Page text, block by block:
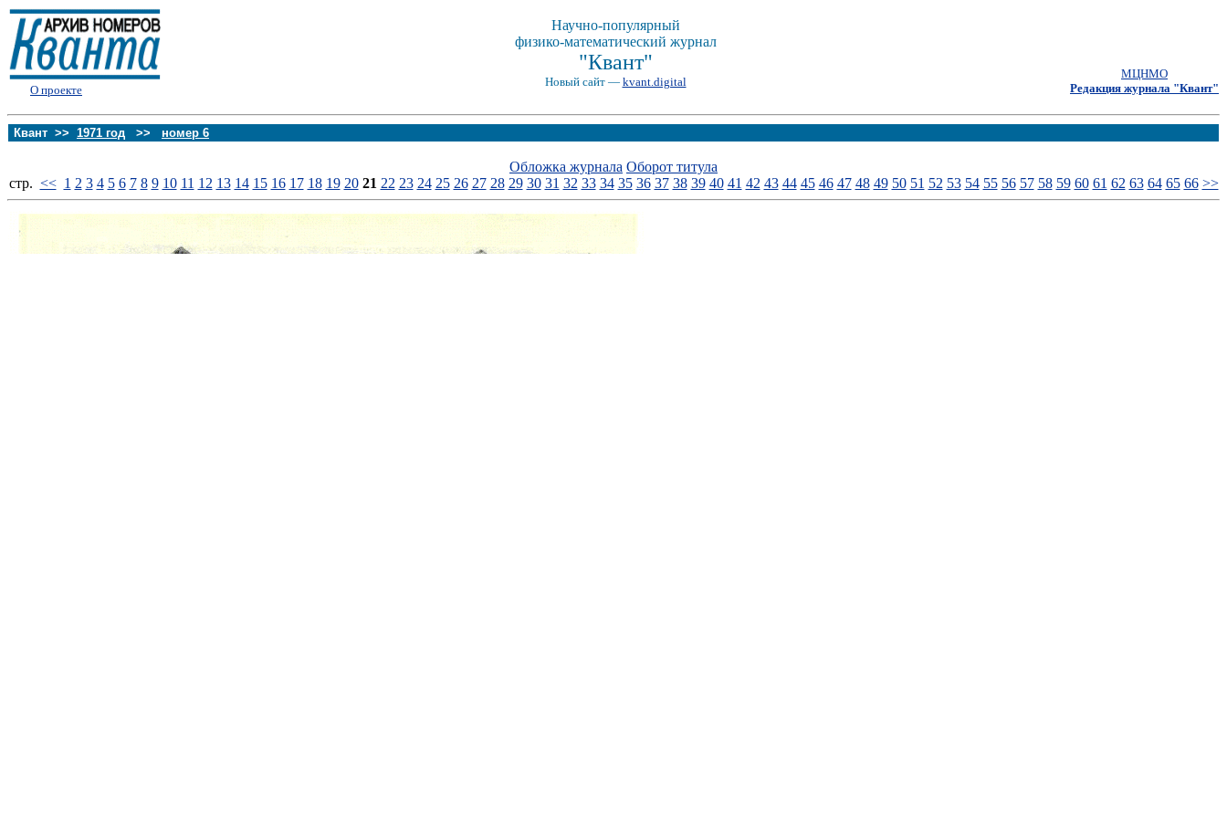
О проекте
Научно-популярный
физико-математический журнал
"Квант"
Новый сайт — kvant.digital
МЦНМО
Редакция журнала "Квант"
Квант >> 1971 год >> номер 6
Обложка журнала Оборот титула
стp. << 1 2 3 4 5 6 7 8 9 10 11 12 13 14 15 16 17 18 19 20 21 22 23 24 25 26 27 28 29 30 31 32 33 34 35 36 37 38 39 40 41 42 43 44 45 46 47 48 49 50 51 52 53 54 55 56 57 58 59 60 61 62 63 64 65 66 >>